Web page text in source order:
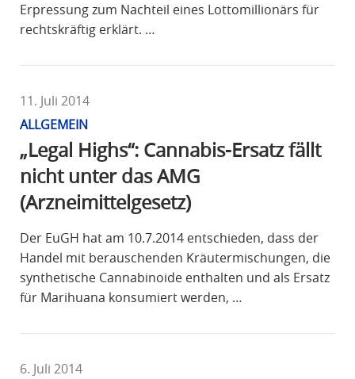
Erpressung zum Nachteil eines Lottomillionärs für
rechtskräftig erklärt. …
11. Juli 2014
ALLGEMEIN
„Legal Highs“: Cannabis-Ersatz fällt
nicht unter das AMG
(Arzneimittelgesetz)
Der EuGH hat am 10.7.2014 entschieden, dass der
Handel mit berauschenden Kräutermischungen, die
synthetische Cannabinoide enthalten und als Ersatz
für Marihuana konsumiert werden, …
6. Juli 2014